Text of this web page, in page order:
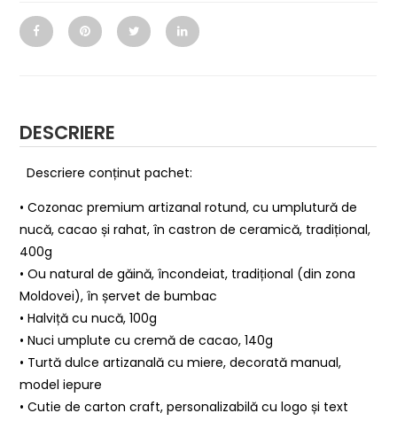
DESCRIERE
Descriere conținut pachet:
• Cozonac premium artizanal rotund, cu umplutură de
nucă, cacao și rahat, în castron de ceramică, tradițional,
400g
• Ou natural de găină, încondeiat, tradițional (din zona
Moldovei), în șervet de bumbac
• Halviță cu nucă, 100g
• Nuci umplute cu cremă de cacao, 140g
• Turtă dulce artizanală cu miere, decorată manual,
model iepure
• Cutie de carton craft, personalizabilă cu logo și text